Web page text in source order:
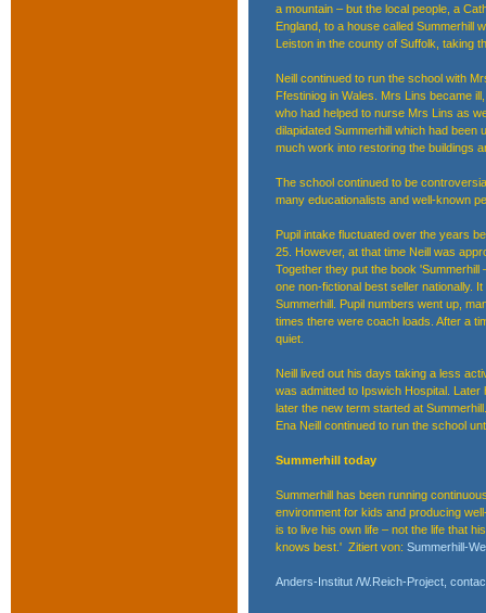
a mountain – but the local people, a
England, to a house called Summerhill
Leiston in the county of Suffolk, taking
Neill continued to run the school with
Ffestiniog in Wales. Mrs Lins became
who had helped to nurse Mrs Lins as
dilapidated Summerhill which had
much work into restoring the buildings
The school continued to be
many educationalists and well-known
Pupil intake fluctuated over the years
25. However, at that time Neill was
Together they put the book
one non-fictional best seller nationally.
Summerhill. Pupil numbers went up,
times there were coach loads. After a
quiet.
Neill lived out his days taking a less
was admitted to Ipswich Hospital.
later the new term started at Summerhill.
Ena Neill continued to run the school
Summerhill today
Summerhill has been running
environment for kids and producing
is to live his own life – not the life that
knows best.' Zitiert von: Summerhill-
Anders-Institut /W.Reich-Project,